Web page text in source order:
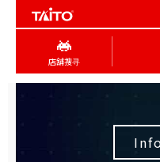
店舖搜寻